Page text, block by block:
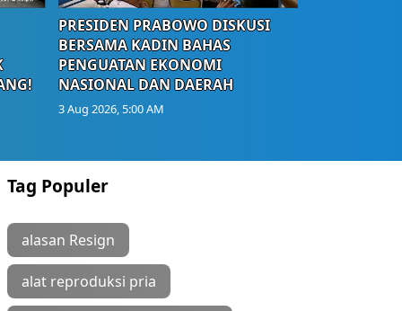
PRESIDEN PRABOWO DISKUSI
BERSAMA KADIN BAHAS
PENGUATAN EKONOMI
NASIONAL DAN DAERAH
3 Aug 2026, 5:00 AM
Tag Populer
alasan Resign
alat reproduksi pria